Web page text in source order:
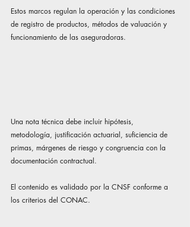
Estos marcos regulan la operación y las condiciones
de registro de productos, métodos de valuación y
funcionamiento de las aseguradoras.
Una nota técnica debe incluir hipótesis,
metodología, justificación actuarial, suficiencia de
primas, márgenes de riesgo y congruencia con la
documentación contractual.
El contenido es validado por la CNSF conforme a
los criterios del CONAC.